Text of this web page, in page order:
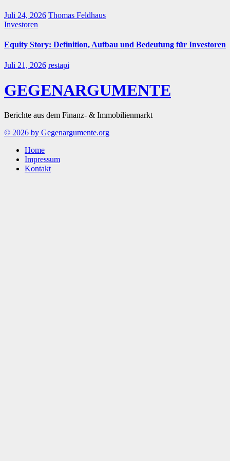
Juli 24, 2026 Thomas Feldhaus
Investoren
Equity Story: Definition, Aufbau und Bedeutung für Investoren
Juli 21, 2026 restapi
GEGENARGUMENTE
Berichte aus dem Finanz- & Immobilienmarkt
© 2026 by Gegenargumente.org
Home
Impressum
Kontakt